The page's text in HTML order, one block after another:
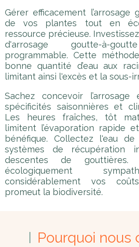
Gérer efficacement
de vos plantes tout en
ressource précieuse.
d'arrosage goutte-à-
programmable. Cette
bonne quantité d’eau aux
limitant ainsi l'excès et la sous-
Sachez concevoir
spécificités saisonnières et
Les heures fraîches, tôt
limitent l’évaporation rapide
bénéfique. Collectez l'eau
systèmes de récupération
descentes de gouttières.
écologiquement
considérablement vos
promeut la biodiversité.
Pourquoi nous